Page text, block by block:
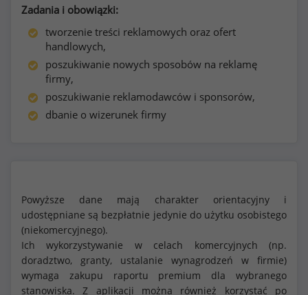
Zadania i obowiązki:
tworzenie treści reklamowych oraz ofert
handlowych,
poszukiwanie nowych sposobów na reklamę
firmy,
poszukiwanie reklamodawców i sponsorów,
dbanie o wizerunek firmy
Powyższe dane mają charakter orientacyjny i
udostępniane są bezpłatnie jedynie do użytku osobistego
(niekomercyjnego).
Ich wykorzystywanie w celach komercyjnych (np.
doradztwo, granty, ustalanie wynagrodzeń w firmie)
wymaga zakupu raportu premium dla wybranego
stanowiska. Z aplikacji można również korzystać po